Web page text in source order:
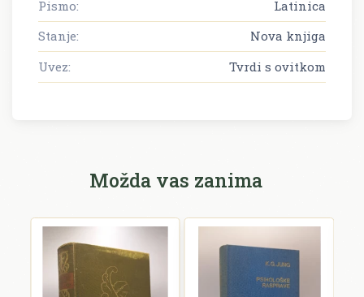
Pismo:
Latinica
Stanje:
Nova knjiga
Uvez:
Tvrdi s ovitkom
Možda vas zanima